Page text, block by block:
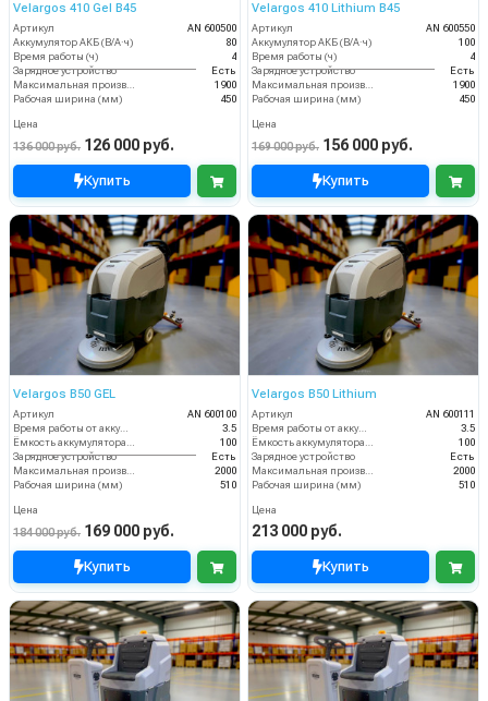
Velargos 410 Gel B45
Артикул
AN 600500
Аккумулятор АКБ (В/А·ч)
80
Время работы (ч)
4
Зарядное устройство
Есть
Максимальная производительность (кв.м/час)
1900
Рабочая ширина (мм)
450
Цена
136 000 руб. 126 000 руб.
Купить
Velargos 410 Lithium B45
Артикул
AN 600550
Аккумулятор АКБ (В/А·ч)
100
Время работы (ч)
4
Зарядное устройство
Есть
Максимальная производительность (кв.м/час)
1900
Рабочая ширина (мм)
450
Цена
169 000 руб. 156 000 руб.
Купить
Velargos B50 GEL
Артикул
AN 600100
Время работы от аккумуляторов (ч)
3.5
Ёмкость аккумулятора (Ач)
100
Зарядное устройство
Есть
Максимальная производительность (кв.м/час)
2000
Рабочая ширина (мм)
510
Цена
184 000 руб. 169 000 руб.
Купить
Velargos B50 Lithium
Артикул
AN 600111
Время работы от аккумуляторов (ч)
3.5
Ёмкость аккумулятора (Ач)
100
Зарядное устройство
Есть
Максимальная производительность (кв.м/час)
2000
Рабочая ширина (мм)
510
Цена
213 000 руб.
Купить